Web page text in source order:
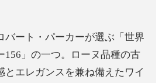
バート・パーカーが選ぶ「世界
156」の一つ。ローヌ品種の古
とエレガンスを兼ね備えたワイ